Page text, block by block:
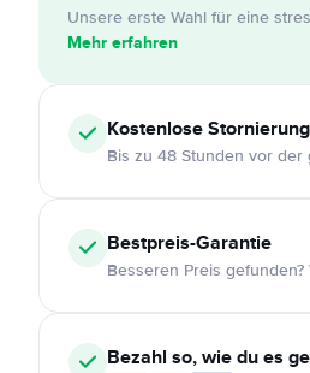
Unsere erste Wahl für eine
Mehr erfahren
Kostenlose
Bis zu 48 Stunden vor der
Bestpreis-Garantie
Besseren Preis
Bezahl so, wie du es